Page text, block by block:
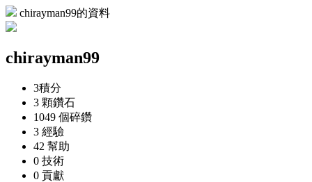
chirayman99的資料
chirayman99
3積分
3 顆鑽石
1049 個碎鑽
3 經驗
42 幫助
0 技術
0 貢獻